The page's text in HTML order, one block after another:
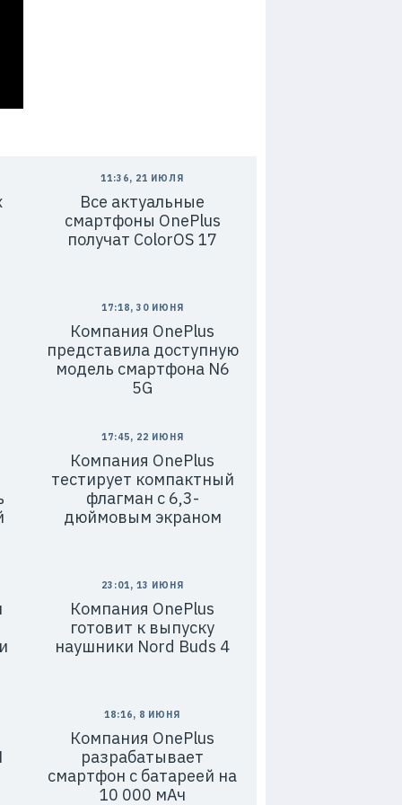
11:36, 21 ИЮЛЯ
Все актуальные
смартфоны OnePlus
получат ColorOS 17
17:18, 30 ИЮНЯ
Компания OnePlus
представила доступную
модель смартфона N6
5G
17:45, 22 ИЮНЯ
Компания OnePlus
тестирует компактный
флагман с 6,3-
дюймовым экраном
23:01, 13 ИЮНЯ
Компания OnePlus
готовит к выпуску
наушники Nord Buds 4
18:16, 8 ИЮНЯ
Компания OnePlus
разрабатывает
смартфон с батареей на
10 000 мАч